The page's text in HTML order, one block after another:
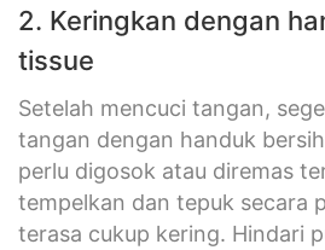
2. Keringkan dengan
tissue
Setelah mencuci tangan,
tangan dengan handuk
perlu digosok atau diremas
tempelkan dan tepuk secara
terasa cukup kering. Hindari